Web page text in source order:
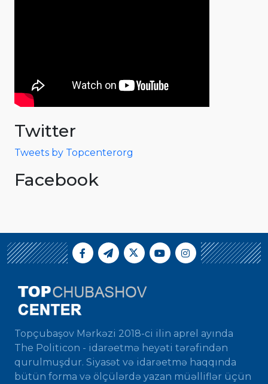
Twitter
Tweets by Topcenterorg
Facebook
Topçubaşov Mərkəzi 2018-ci ilin aprel ayında
The Politicon - idarəetmə heyəti tərəfindən
qurulmuşdur. Siyasət və idarəetmə haqqında
bütün forma və ölçülərdə yazan müəlliflər üçün